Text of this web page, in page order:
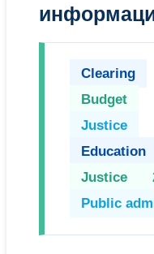
Clearing
Budget
Justice
Education
Justice
Public